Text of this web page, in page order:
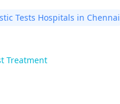
Tests Hospitals in Chennai
Treatment